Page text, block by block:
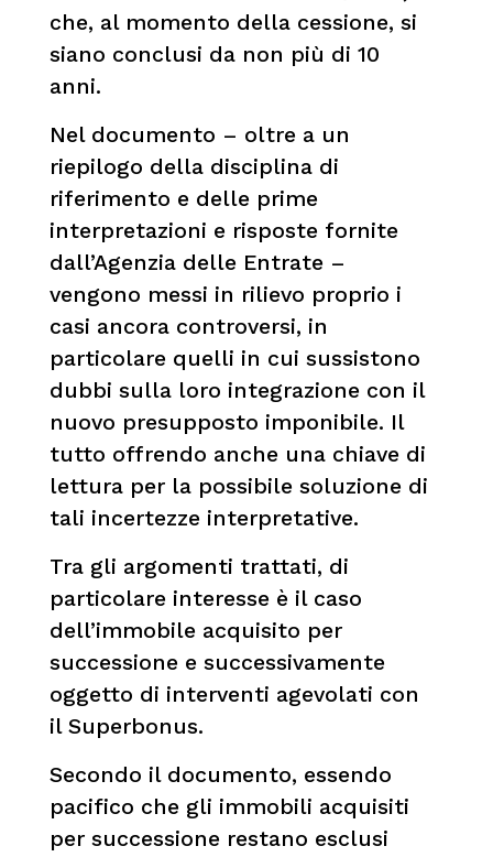
che, al momento della cessione, si
siano conclusi da non più di 10
anni.
Nel documento – oltre a un
riepilogo della disciplina di
riferimento e delle prime
interpretazioni e risposte fornite
dall’Agenzia delle Entrate –
vengono messi in rilievo proprio i
casi ancora controversi, in
particolare quelli in cui sussistono
dubbi sulla loro integrazione con il
nuovo presupposto imponibile. Il
tutto offrendo anche una chiave di
lettura per la possibile soluzione di
tali incertezze interpretative.
Tra gli argomenti trattati, di
particolare interesse è il caso
dell’immobile acquisito per
successione e successivamente
oggetto di interventi agevolati con
il Superbonus.
Secondo il documento, essendo
pacifico che gli immobili acquisiti
per successione restano esclusi